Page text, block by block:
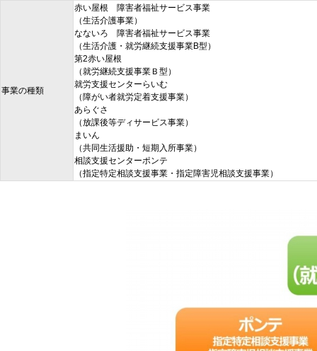
事業の種類
赤い屋根 障害者福祉サービス事業
（生活介護事業）
なないろ 障害者福祉サービス事業
（生活介護・就労継続支援事業B型）
第2赤い屋根
（就労継続支援事業Ｂ型）
就労支援センターらいむ
（障がい者就労定着支援事業）
あらぐさ
（放課後等ディサービス事業）
まいん
（共同生活援助・短期入所事業）
相談支援センターポンテ
（指定特定相談支援事業・指定障害児相談支援事業）